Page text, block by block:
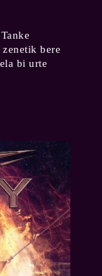
bere
bi urte